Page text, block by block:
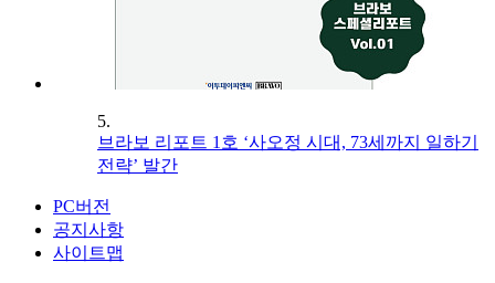
5.
브라보 리포트 1호 ‘사오정 시대, 73세까지 일하기
전략’ 발간
PC버전
공지사항
사이트맵